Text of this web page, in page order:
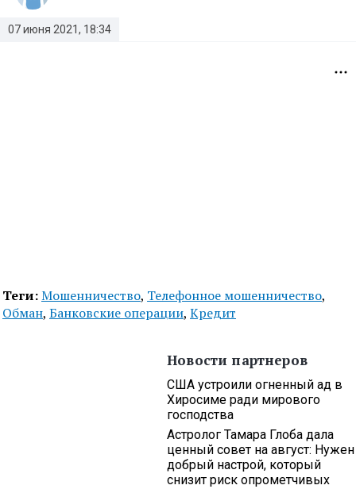
07 июня 2021, 18:34
Теги:Мошенничество, Телефонное мошенничество,
Обман, Банковские операции, Кредит
Новости партнеров
США устроили огненный ад в
Хиросиме ради мирового
господства
Астролог Тамара Глоба дала
ценный совет на август: Нужен
добрый настрой, который
снизит риск опрометчивых